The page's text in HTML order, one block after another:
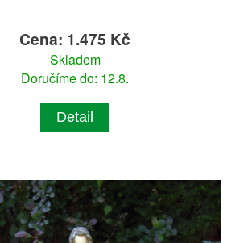
Cena: 1.475 Kč
Skladem
Doručíme do: 12.8.
Detail